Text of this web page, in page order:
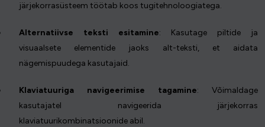
järjekorrasüsteem töötab koos tugitehnoloogiatega.
Alternatiivse teksti esitamine: Kasutage piltide ja
visuaalsete elementide jaoks alt-teksti, et aidata
nägemispuudega kasutajaid.
Klaviatuuriga navigeerimise tagamine: Võimaldage
kasutajatel navigeerida järjekorras
klaviatuurikombinatsioonide abil.